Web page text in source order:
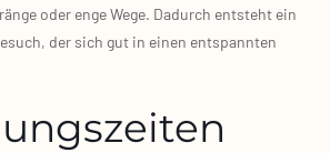
oder enge Wege. Dadurch ent­steht ein
der sich gut in einen ent­spann­ten